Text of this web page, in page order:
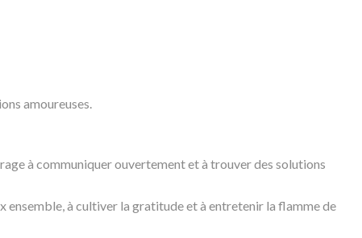
amoureuses.
à communiquer ouvertement et à trouver des solutions
ensemble, à cultiver la gratitude et à entretenir la flamme de